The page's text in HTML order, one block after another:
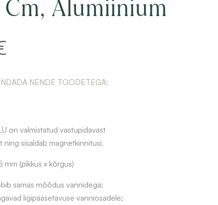
Cm, Alumiinium
NENDE TOODETEGA:
on valmistatud vastupidavast
ning sisaldab magnetkinnitusi.
(pikkus x kõrgus)
samas mõõdus vannidega;
ligipääsetavuse vanniosadele;